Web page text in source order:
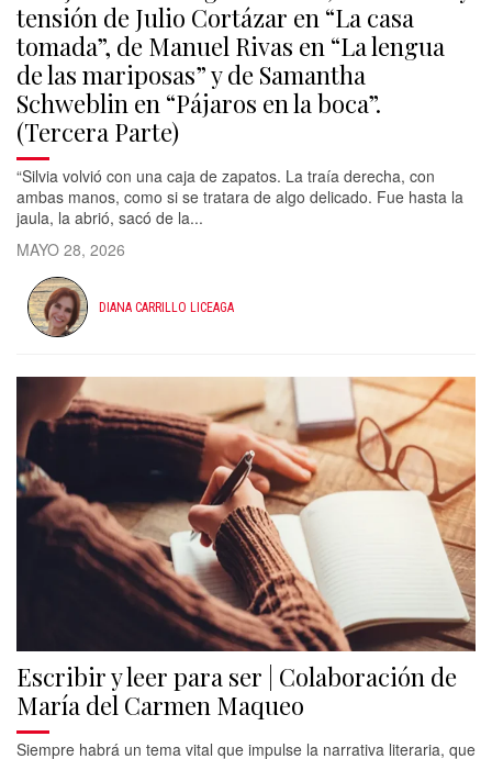
tensión de Julio Cortázar en “La casa
tomada”, de Manuel Rivas en “La lengua
de las mariposas” y de Samantha
Schweblin en “Pájaros en la boca”.
(Tercera Parte)
“Silvia volvió con una caja de zapatos. La traía derecha, con
ambas manos, como si se tratara de algo delicado. Fue hasta la
jaula, la abrió, sacó de la...
MAYO 28, 2026
DIANA CARRILLO LICEAGA
Escribir y leer para ser | Colaboración de
María del Carmen Maqueo
Siempre habrá un tema vital que impulse la narrativa literaria, que